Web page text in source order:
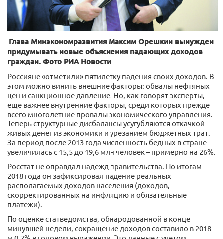
Глава Минэкономразвития Максим Орешкин вынужден
придумывать новые объяснения падающих доходов
граждан. Фото РИА Новости
Россияне «отметили» пятилетку падения своих доходов. В
этом можно винить внешние факторы: обвалы нефтяных
цен и санкционное давление. Но, как говорят эксперты,
еще важнее внутренние факторы, среди которых прежде
всего многолетние провалы экономического управления.
Теперь структурные дисбалансы усугубляются откачкой
живых денег из экономики и урезанием бюджетных трат.
За период после 2013 года численность бедных в стране
увеличилась с 15,5 до 19,6 млн человек – примерно на 26%.
Росстат не оправдал надежд правительства. По итогам
2018 года он зафиксировал падение реальных
располагаемых доходов населения (доходов,
скорректированных на инфляцию и обязательные
платежи).
По оценке статведомства, обнародованной в конце
минувшей недели, сокращение доходов составило в 2018-